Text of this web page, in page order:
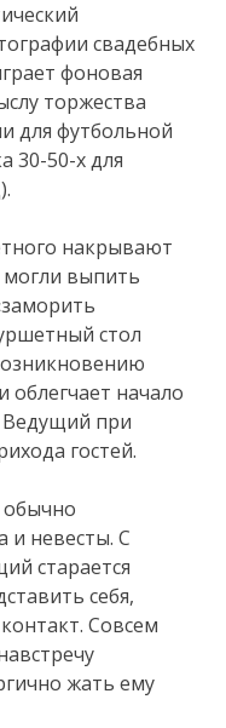
свадебных
фоновая
торжества
для футбольной
30-50-х для
накрывают
выпить
стол
начало
Ведущий при
гостей.
обычно
и невесты. С
старается
себя,
Совсем
жать ему